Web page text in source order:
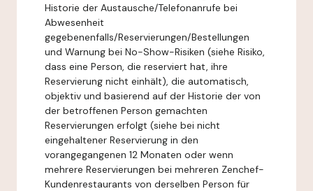
Historie der Austausche/Telefonanrufe bei
Abwesenheit
gegebenenfalls/Reservierungen/Bestellungen
und Warnung bei No-Show-Risiken (siehe Risiko,
dass eine Person, die reserviert hat, ihre
Reservierung nicht einhält), die automatisch,
objektiv und basierend auf der Historie der von
der betroffenen Person gemachten
Reservierungen erfolgt (siehe bei nicht
eingehaltener Reservierung in den
vorangegangenen 12 Monaten oder wenn
mehrere Reservierungen bei mehreren Zenchef-
Kundenrestaurants von derselben Person für